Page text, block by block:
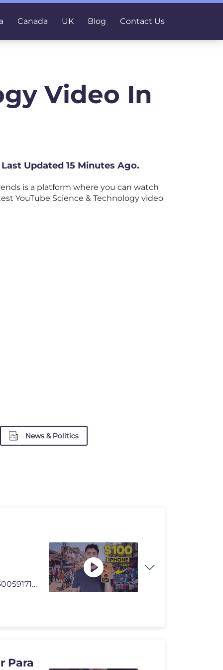
Canada UK Blog Contact Us
Video In
Updated 15 Minutes Ago.
is a platform where you can watch
YouTube Science & Technology video
News & Politics
Mi seguro de viaje ► https://www.iatiseguros.com?r=35005917126194 Mi
Para